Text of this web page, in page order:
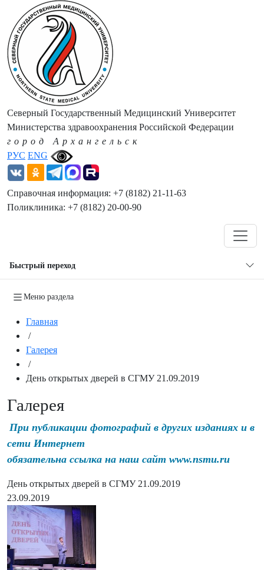
РУС ENG
Северный Государственный Медицинский Университет
Министерства здравоохранения Российской Федерации
город Архангельск
Справочная информация: +7 (8182) 21-11-63
Поликлиника: +7 (8182) 20-00-90
Быстрый переход
Меню раздела
Главная
/
Галерея
/
День открытых дверей в СГМУ 21.09.2019
Галерея
При публикации фотографий в других изданиях и в
сети Интернет
обязательна ссылка на наш сайт www.nsmu.ru
День открытых дверей в СГМУ 21.09.2019
23.09.2019